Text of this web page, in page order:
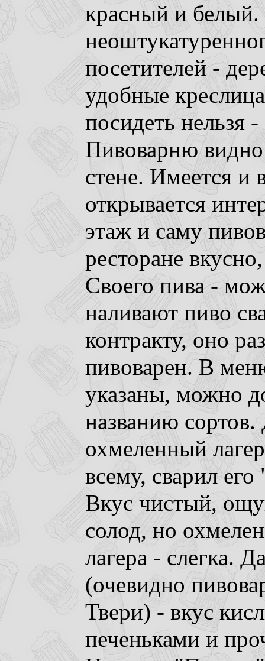
красный и белый.
посетителей -
удобные
посидеть нельзя
Пивоварню видно
стене. Имеется и
открывается
этаж и саму
ресторане
Своего пива -
наливают пиво
контракту, оно
пивоварен. В
указаны, можно
названию
охмеленный
всему, сварил
Вкус чистый,
солод, но
лагера - слегка.
(очевидно
Твери) - вкус
печеньками и